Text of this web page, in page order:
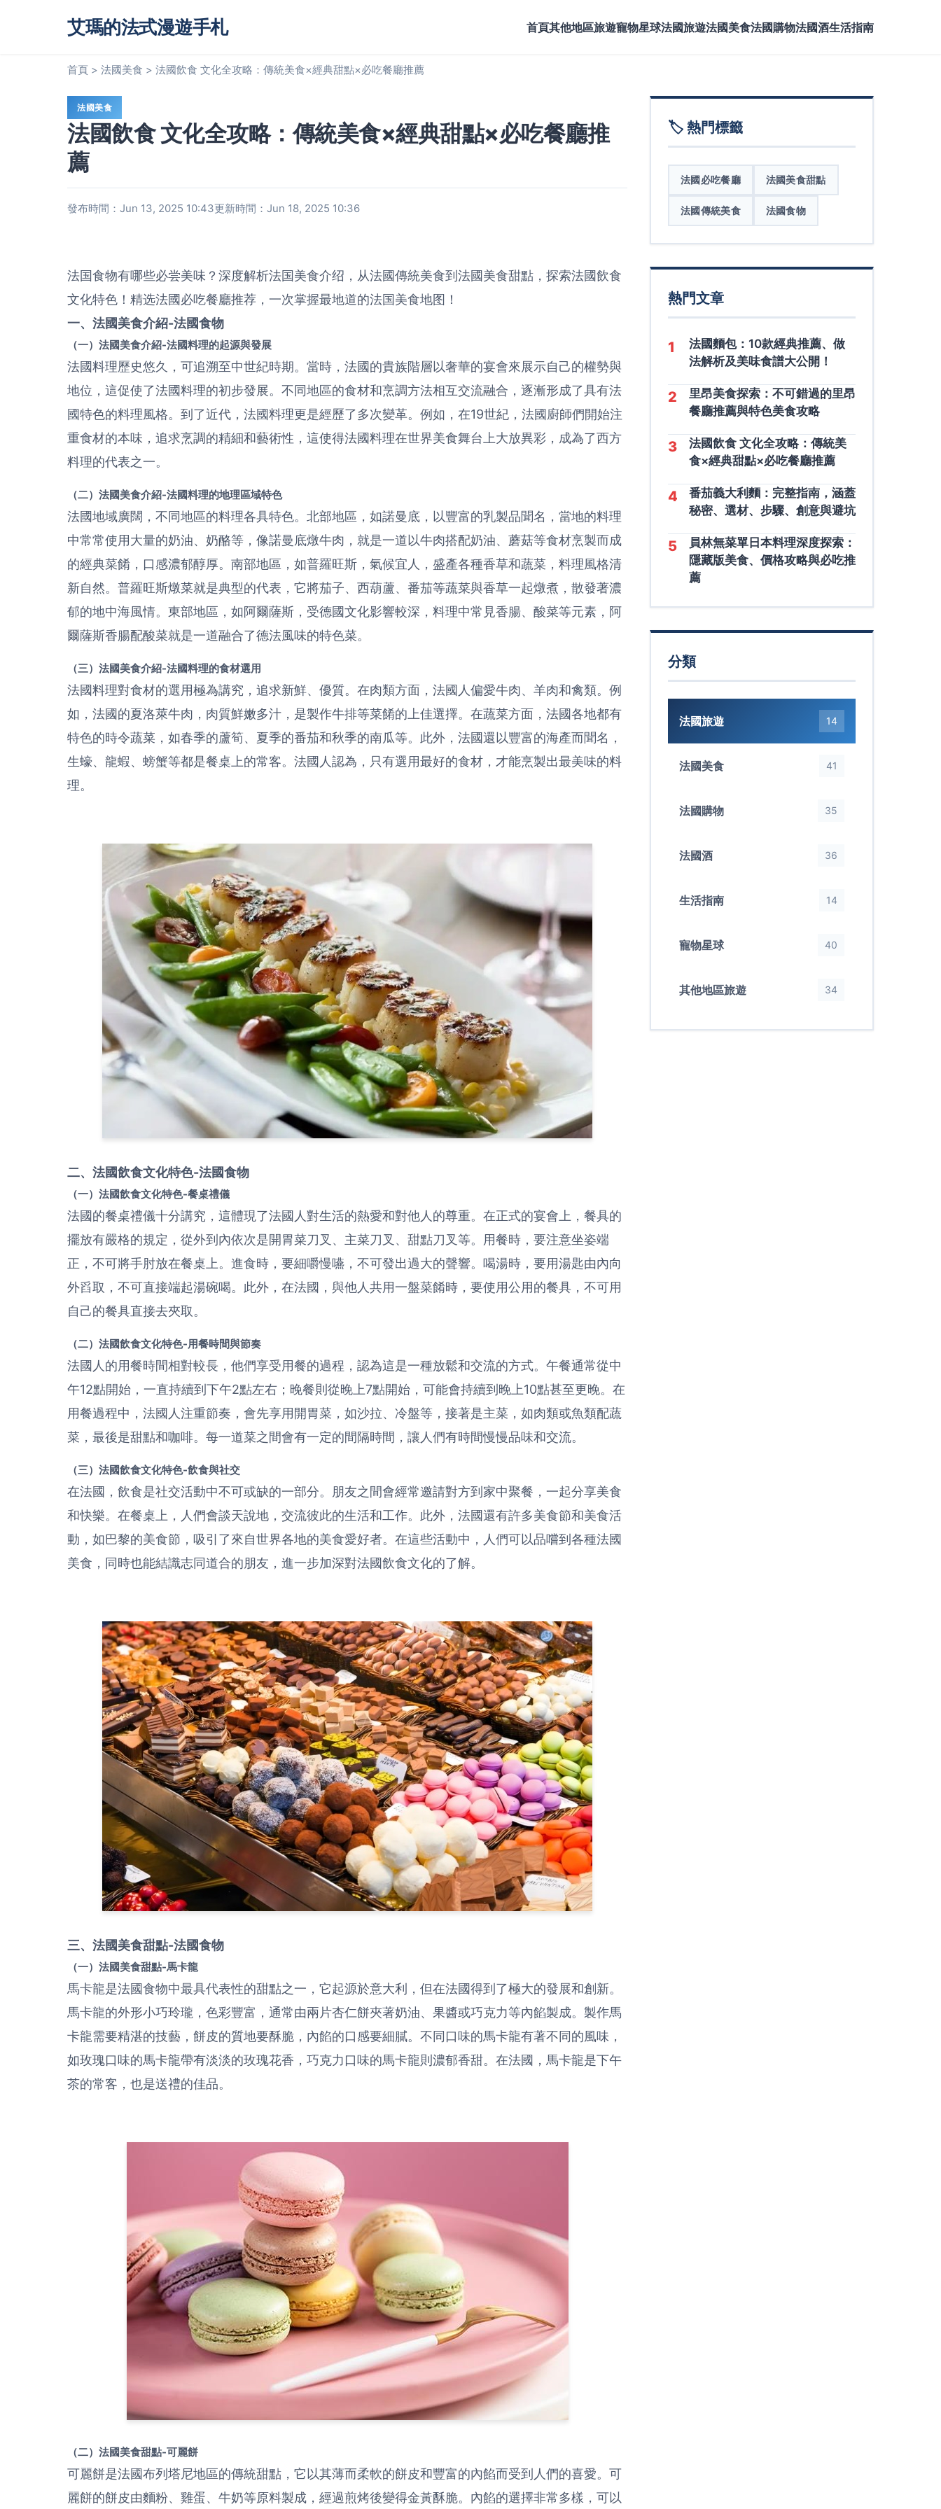
艾瑪的法式漫遊手札 首頁其他地區旅遊寵物星球法國旅遊法國美食法國購物法國酒生活指南
首頁 > 法國美食 > 法國飲食 文化全攻略：傳統美食×經典甜點×必吃餐廳推薦
法國美食
法國飲食 文化全攻略：傳統美食×經典甜點×必吃餐廳推
薦
發布時間：Jun 13, 2025 10:43更新時間：Jun 18, 2025 10:36
法国食物有哪些必尝美味？深度解析法国美食介绍，从法國傳統美食到法國美食甜點，探索法國飲食
文化特色！精选法國必吃餐廳推荐，一次掌握最地道的法国美食地图！
一、法國美食介紹-法國食物
（一）法國美食介紹-法國料理的起源與發展
法國料理歷史悠久，可追溯至中世紀時期。當時，法國的貴族階層以奢華的宴會來展示自己的權勢與
地位，這促使了法國料理的初步發展。不同地區的食材和烹調方法相互交流融合，逐漸形成了具有法
國特色的料理風格。到了近代，法國料理更是經歷了多次變革。例如，在19世紀，法國廚師們開始注
重食材的本味，追求烹調的精細和藝術性，這使得法國料理在世界美食舞台上大放異彩，成為了西方
料理的代表之一。
（二）法國美食介紹-法國料理的地理區域特色
法國地域廣闊，不同地區的料理各具特色。北部地區，如諾曼底，以豐富的乳製品聞名，當地的料理
中常常使用大量的奶油、奶酪等，像諾曼底燉牛肉，就是一道以牛肉搭配奶油、蘑菇等食材烹製而成
的經典菜餚，口感濃郁醇厚。南部地區，如普羅旺斯，氣候宜人，盛產各種香草和蔬菜，料理風格清
新自然。普羅旺斯燉菜就是典型的代表，它將茄子、西葫蘆、番茄等蔬菜與香草一起燉煮，散發著濃
郁的地中海風情。東部地區，如阿爾薩斯，受德國文化影響較深，料理中常見香腸、酸菜等元素，阿
爾薩斯香腸配酸菜就是一道融合了德法風味的特色菜。
（三）法國美食介紹-法國料理的食材選用
法國料理對食材的選用極為講究，追求新鮮、優質。在肉類方面，法國人偏愛牛肉、羊肉和禽類。例
如，法國的夏洛萊牛肉，肉質鮮嫩多汁，是製作牛排等菜餚的上佳選擇。在蔬菜方面，法國各地都有
特色的時令蔬菜，如春季的蘆筍、夏季的番茄和秋季的南瓜等。此外，法國還以豐富的海產而聞名，
生蠔、龍蝦、螃蟹等都是餐桌上的常客。法國人認為，只有選用最好的食材，才能烹製出最美味的料
理。
二、法國飲食文化特色-法國食物
（一）法國飲食文化特色-餐桌禮儀
法國的餐桌禮儀十分講究，這體現了法國人對生活的熱愛和對他人的尊重。在正式的宴會上，餐具的
擺放有嚴格的規定，從外到內依次是開胃菜刀叉、主菜刀叉、甜點刀叉等。用餐時，要注意坐姿端
正，不可將手肘放在餐桌上。進食時，要細嚼慢嚥，不可發出過大的聲響。喝湯時，要用湯匙由內向
外舀取，不可直接端起湯碗喝。此外，在法國，與他人共用一盤菜餚時，要使用公用的餐具，不可用
自己的餐具直接去夾取。
（二）法國飲食文化特色-用餐時間與節奏
法國人的用餐時間相對較長，他們享受用餐的過程，認為這是一種放鬆和交流的方式。午餐通常從中
午12點開始，一直持續到下午2點左右；晚餐則從晚上7點開始，可能會持續到晚上10點甚至更晚。在
用餐過程中，法國人注重節奏，會先享用開胃菜，如沙拉、冷盤等，接著是主菜，如肉類或魚類配蔬
菜，最後是甜點和咖啡。每一道菜之間會有一定的間隔時間，讓人們有時間慢慢品味和交流。
（三）法國飲食文化特色-飲食與社交
在法國，飲食是社交活動中不可或缺的一部分。朋友之間會經常邀請對方到家中聚餐，一起分享美食
和快樂。在餐桌上，人們會談天說地，交流彼此的生活和工作。此外，法國還有許多美食節和美食活
動，如巴黎的美食節，吸引了來自世界各地的美食愛好者。在這些活動中，人們可以品嚐到各種法國
美食，同時也能結識志同道合的朋友，進一步加深對法國飲食文化的了解。
三、法國美食甜點-法國食物
（一）法國美食甜點-馬卡龍
馬卡龍是法國食物中最具代表性的甜點之一，它起源於意大利，但在法國得到了極大的發展和創新。
馬卡龍的外形小巧玲瓏，色彩豐富，通常由兩片杏仁餅夾著奶油、果醬或巧克力等內餡製成。製作馬
卡龍需要精湛的技藝，餅皮的質地要酥脆，內餡的口感要細膩。不同口味的馬卡龍有著不同的風味，
如玫瑰口味的馬卡龍帶有淡淡的玫瑰花香，巧克力口味的馬卡龍則濃郁香甜。在法國，馬卡龍是下午
茶的常客，也是送禮的佳品。
（二）法國美食甜點-可麗餅
可麗餅是法國布列塔尼地區的傳統甜點，它以其薄而柔軟的餅皮和豐富的內餡而受到人們的喜愛。可
麗餅的餅皮由麵粉、雞蛋、牛奶等原料製成，經過煎烤後變得金黃酥脆。內餡的選擇非常多樣，可以
🏷️ 熱門標籤
法國必吃餐廳 法國美食甜點
法國傳統美食 法國食物
熱門文章
1
法國麵包：10款經典推薦、做
法解析及美味食譜大公開！
2
里昂美食探索：不可錯過的里昂
餐廳推薦與特色美食攻略
3
法國飲食 文化全攻略：傳統美
食×經典甜點×必吃餐廳推薦
4
番茄義大利麵：完整指南，涵蓋
秘密、選材、步驟、創意與避坑
5
員林無菜單日本料理深度探索：
隱藏版美食、價格攻略與必吃推
薦
分類
法國旅遊 14
法國美食 41
法國購物 35
法國酒 36
生活指南 14
寵物星球 40
其他地區旅遊 34